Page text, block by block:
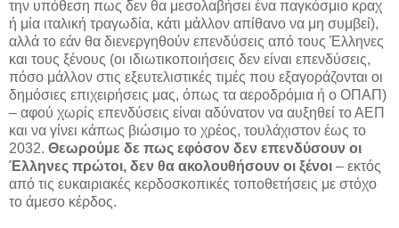
την υπόθεση πως δεν θα μεσολαβήσει ένα παγκόσμιο κραχ
ή μία ιταλική τραγωδία, κάτι μάλλον απίθανο να μη συμβεί),
αλλά το εάν θα διενεργηθούν επενδύσεις από τους Έλληνες
και τους ξένους (οι ιδιωτικοποιήσεις δεν είναι επενδύσεις,
πόσο μάλλον στις εξευτελιστικές τιμές που εξαγοράζονται οι
δημόσιες επιχειρήσεις μας, όπως τα αεροδρόμια ή ο ΟΠΑΠ)
– αφού χωρίς επενδύσεις είναι αδύνατον να αυξηθεί το ΑΕΠ
και να γίνει κάπως βιώσιμο το χρέος, τουλάχιστον έως το
2032. Θεωρούμε δε πως εφόσον δεν επενδύσουν οι
Έλληνες πρώτοι, δεν θα ακολουθήσουν οι ξένοι – εκτός
από τις ευκαιριακές κερδοσκοπικές τοποθετήσεις με στόχο
το άμεσο κέρδος.